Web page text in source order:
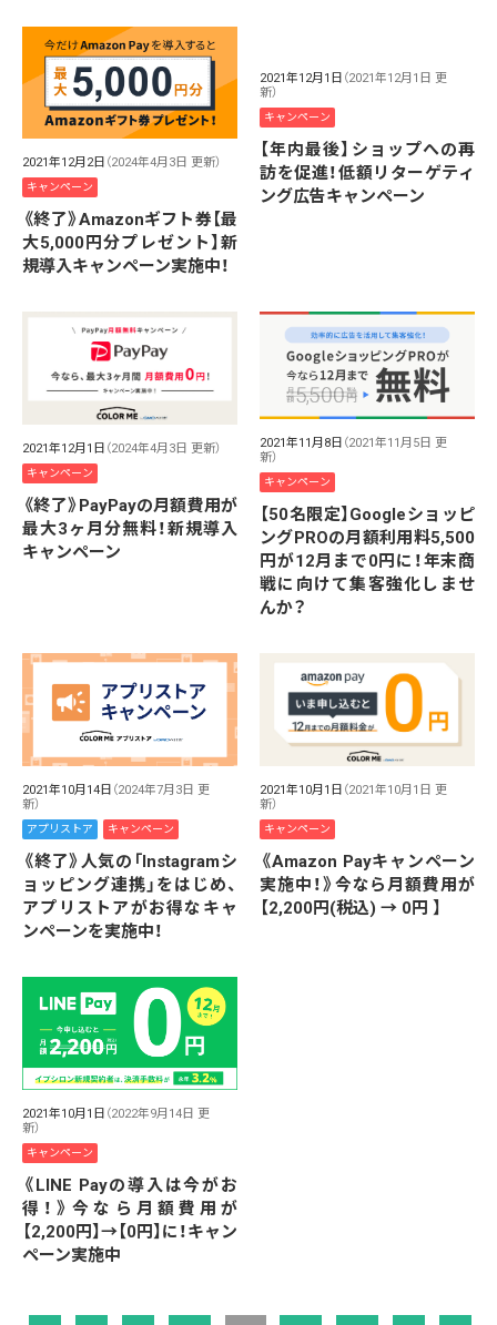
2021年12月2日 （2024年4月3日 更新）
キャンペーン
《終了》Amazonギフト券【最
大5,000円分プレゼント】新
規導入キャンペーン実施中！
2021年12月1日 （2021年12月1日 更
新）
キャンペーン
【年内最後】ショップへの再
訪を促進！低額リターゲティ
ング広告キャンペーン
2021年12月1日 （2024年4月3日 更新）
キャンペーン
《終了》PayPayの月額費用が
最大3ヶ月分無料！新規導入
キャンペーン
2021年11月8日 （2021年11月5日 更
新）
キャンペーン
【50名限定】Googleショッピ
ングPROの月額利用料5,500
円が12月まで0円に！年末商
戦に向けて集客強化しませ
んか？
2021年10月14日 （2024年7月3日 更
新）
アプリストア キャンペーン
《終了》人気の「Instagramシ
ョッピング連携」をはじめ、
アプリストアがお得なキャ
ンペーンを実施中！
2021年10月1日 （2021年10月1日 更
新）
キャンペーン
《Amazon Payキャンペーン
実施中！》今なら月額費用が
【2,200円(税込) → 0円 】
2021年10月1日 （2022年9月14日 更
新）
キャンペーン
《LINE Payの導入は今がお
得！》今なら月額費用が
【2,200円】→【0円】に！キャン
ペーン実施中